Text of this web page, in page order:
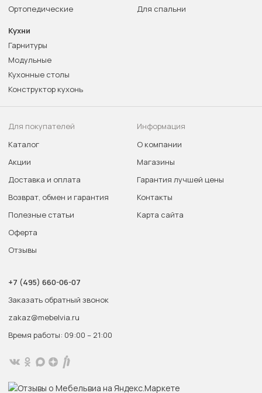
Ортопедические
Для спальни
Кухни
Гарнитуры
Модульные
Кухонные столы
Конструктор кухонь
Для покупателей
Каталог
Акции
Доставка и оплата
Возврат, обмен и гарантия
Полезные статьи
Оферта
Отзывы
Информация
О компании
Магазины
Гарантия лучшей цены
Контакты
Карта сайта
+7 (495) 660-06-07
Заказать обратный звонок
zakaz@mebelvia.ru
Время работы: 09:00 – 21:00